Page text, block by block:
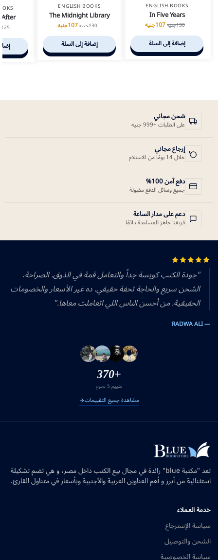
ENGLISH BOOKS
In Five Years
130جنيه107جنيه
إضافة إلى السلة
ENGLISH BOOKS
The Midnight Library
130جنيه107جنيه
إضافة إلى السلة
125
شحن مجاني
على الطلبات +999 جنيه
إرجاع مجاني
خلال 14 يومًا من الاستلام
دفع آمن 100%
جميع وسائل الدفع مقبولة
دعم على مدار الساعة
فريقنا جاهز للمساعدة دائمًا
"جودة الكتب كويسة جداً والتعامل قمة في الذوق. الصراحة،
الشحن سريع والحاجة تحفة حقيقي. ده غير الأسعار والخصومات
الحقيقية. من أحسن الناس اللي اتعاملت معاها."
— RADWA ALI
+370
تقييم 5 نجوم
مشاهدة جميع التقييمات
تعد "مكتبة blue" رائدة في مجال بيع الكتب داخل مصر، و هي تضم تشكيلة
استثنائية من أبرز و أهم العناوين العربية والأجنبية وبأسعار في متناول القارئ.
خدمة العملاء
سياسة الإسترجاع
الشحن والتوصيل
سياسة الخصوصية